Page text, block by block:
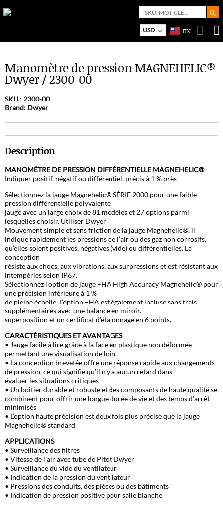
Search
for:
Search
USD EN
Manomètre de pression MAGNEHELIC®
Dwyer / 2300-00
SKU :2300-00
Brand: Dwyer
Description
MANOMÈTRE DE PRESSION DIFFÉRENTIELLE MAGNEHELIC®
Indiquer positif, négatif ou différentiel, précis à 1 % près
Sélectionnez la jauge Magnehelic® SÉRIE 2000 pour une faible
pression différentielle polyvalente
jauge avec un large choix de 81 modèles et 27 options parmi
lesquelles choisir. Utiliser Dwyer
Mouvement simple et sans friction de la jauge Magnehelic®, il
indique rapidement les pressions de l’air ou des gaz non corrosifs,
qu’elles soient positives, négatives (vide) ou différentielles. La
conception
résiste aux chocs, aux vibrations, aux surpressions et est résistant aux
intempéries selon IP67.
Sélectionnez l’option de jauge –HA High Accuracy Magnehelic® pour
une précision inférieure à 1 %
de pleine échelle. L’option –HA est également incluse sans frais
supplémentaires avec une balance en miroir.
superposition et un certificat d’étalonnage en 6 points.
CARACTÉRISTIQUES ET AVANTAGES
• Jauge facile à lire grâce à la face en plastique non déformée
permettant une visualisation de loin
• La conception brevetée offre une réponse rapide aux changements
de pression, ce qui signifie qu’il n’y a aucun retard dans
évaluer les situations critiques
• Un boîtier durable et robuste et des composants de haute qualité se
combinent pour offrir une longue durée de vie et des temps d’arrêt
minimisés
• L’option haute précision est deux fois plus précise que la jauge
Magnehelic® standard
APPLICATIONS
• Surveillance des filtres
• Vitesse de l’air avec tube de Pitot Dwyer
• Surveillance du vide du ventilateur
• Indication de la pression du ventilateur
• Pressions des conduits, des pièces ou des bâtiments
• Indication de pression positive pour salle blanche